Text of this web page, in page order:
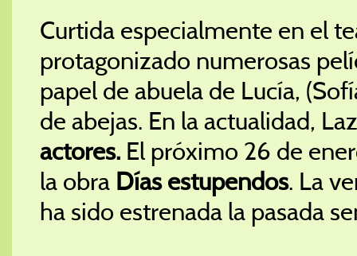
Curtida especialmente en el
protagonizado numerosas
papel de abuela de Lucía,
de abejas. En la actualidad,
actores. El próximo 26 de
la obra Días estupendos. La
ha sido estrenada la pasada